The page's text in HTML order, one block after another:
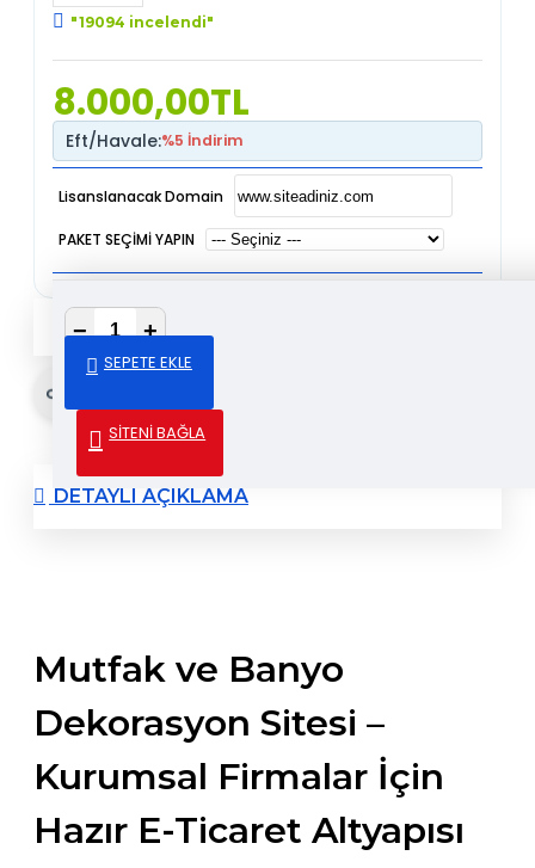
8.000,00TL
Eft/Havale:%5 İndirim
"19094 incelendi"
Lisanslanacak Domain
PAKET SEÇİMİ YAPIN
− +
SEPETE EKLE
SİTENİ BAĞLA
DETAYLI AÇIKLAMA
Mutfak ve Banyo
Dekorasyon Sitesi –
Kurumsal Firmalar İçin
Hazır E-Ticaret Altyapısı